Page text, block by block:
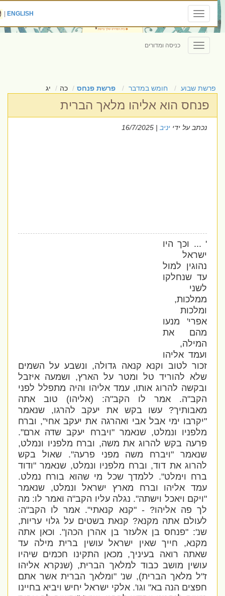
Toggle
navigation
ENGLISH
|
Toggle
navigation
כניסה ומדורים
פרשת שבוע חומש במדבר פרשת פנחס כה יג
פנחס הוא אליהו מלאך הברית
נכתב על ידייניב| 16/7/2025
' ... וכך היו
ישראל
נהוגין למול
עד שנחלקו
לשני
ממלכות,
ומלכות
אפרי' מנעו
מהם את
המילה,
ועמד אליהו
זכור לטוב וקנא קנאה גדולה, ונשבע על השמים
שלא להוריד טל ומטר על הארץ, ושמעה איזבל
ובקשה להרוג אותו, עמד אליהו והיה מתפלל לפני
הקב"ה. אמר לו הקב"ה: (אליהו) טוב אתה
מאבותיך? עשו בקש את יעקב להרגו, שנאמר
"יקרבו ימי אבל אבי ואהרגה את יעקב אחי", וברח
מלפניו ונמלט, שנאמר "ויברח יעקב שדה ארם".
פרעה בקש להרוג את משה, וברח מלפניו ונמלט,
שנאמר "ויברח משה מפני פרעה". שאול בקש
להרוג את דוד, וברח מלפניו ונמלט, שנאמר "ודוד
ברח וימלט". ללמדך שכל מי שהוא בורח נמלט.
עמד אליהו וברח מארץ ישראל ונמלט, שנאמר
"ויקם ויאכל וישתה". נגלה עליו הקב"ה ואמר לו: מה
לך פה אליהו? - "קנא קנאתי". אמר לו הקב"ה:
לעולם אתה מקנא? קנאת בשטים על גלוי עריות,
שנ': "פנחס בן אלעזר בן אהרן הכהן". וכאן אתה
מקנא, חייך שאין ישראל עושין ברית מילה עד
שאתה רואה בעיניך, מכאן התקינו חכמים שיהיו
עושין מושב כבוד למלאך הברית, (שנקרא אליהו
ז"ל מלאך הברית), שנ' "ומלאך הברית אשר אתם
חפצים הנה בא" וגו'. אלקי ישראל יחיש ויביא בחיינו